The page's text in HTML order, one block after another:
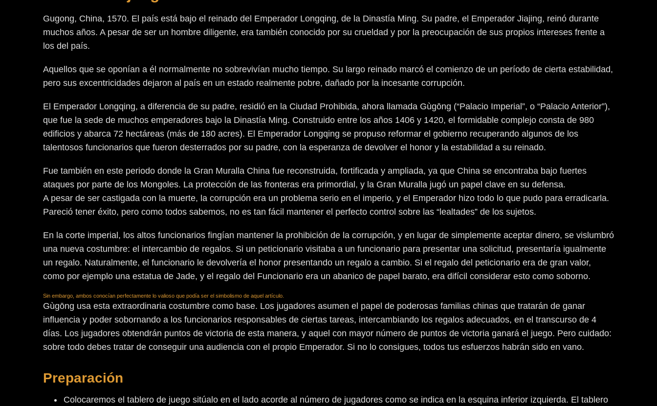
Gugong, China, 1570. El país está bajo el reinado del Emperador Longqing, de la Dinastía Ming. Su padre, el Emperador Jiajing, reinó durante
muchos años. A pesar de ser un hombre diligente, era también conocido por su crueldad y por la preocupación de sus propios intereses frente a
los del país.
Aquellos que se oponían a él normalmente no sobrevivían mucho tiempo. Su largo reinado marcó el comienzo de un período de cierta estabilidad,
pero sus excentricidades dejaron al país en un estado realmente pobre, dañado por la incesante corrupción.
El Emperador Longqing, a diferencia de su padre, residió en la Ciudad Prohibida, ahora llamada Gùgōng (“Palacio Imperial”, o “Palacio Anterior”),
que fue la sede de muchos emperadores bajo la Dinastía Ming. Construido entre los años 1406 y 1420, el formidable complejo consta de 980
edificios y abarca 72 hectáreas (más de 180 acres). El Emperador Longqing se propuso reformar el gobierno recuperando algunos de los
talentosos funcionarios que fueron desterrados por su padre, con la esperanza de devolver el honor y la estabilidad a su reinado.
Fue también en este periodo donde la Gran Muralla China fue reconstruida, fortificada y ampliada, ya que China se encontraba bajo fuertes
ataques por parte de los Mongoles. La protección de las fronteras era primordial, y la Gran Muralla jugó un papel clave en su defensa.
A pesar de ser castigada con la muerte, la corrupción era un problema serio en el imperio, y el Emperador hizo todo lo que pudo para erradicarla.
Pareció tener éxito, pero como todos sabemos, no es tan fácil mantener el perfecto control sobre las “lealtades” de los sujetos.
En la corte imperial, los altos funcionarios fingían mantener la prohibición de la corrupción, y en lugar de simplemente aceptar dinero, se vislumbró
una nueva costumbre: el intercambio de regalos. Si un peticionario visitaba a un funcionario para presentar una solicitud, presentaría igualmente
un regalo. Naturalmente, el funcionario le devolvería el honor presentando un regalo a cambio. Si el regalo del peticionario era de gran valor,
como por ejemplo una estatua de Jade, y el regalo del Funcionario era un abanico de papel barato, era difícil considerar esto como soborno.
Sin embargo, ambos conocían perfectamente lo valioso que podía ser el simbolismo de aquel artículo.
Gùgōng usa esta extraordinaria costumbre como base. Los jugadores asumen el papel de poderosas familias chinas que tratarán de ganar
influencia y poder sobornando a los funcionarios responsables de ciertas tareas, intercambiando los regalos adecuados, en el transcurso de 4
días. Los jugadores obtendrán puntos de victoria de esta manera, y aquel con mayor número de puntos de victoria ganará el juego. Pero cuidado:
sobre todo debes tratar de conseguir una audiencia con el propio Emperador. Si no lo consigues, todos tus esfuerzos habrán sido en vano.
Preparación
Colocaremos el tablero de juego sitúalo en el lado acorde al número de jugadores como se indica en la esquina inferior izquierda. El tablero